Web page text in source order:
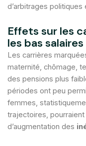
d’arbitrages
Effets sur les
les bas salaires
Les carrières
maternité, chômage,
des pensions plus
périodes ont peu
femmes,
trajectoires,
d’augmentation des